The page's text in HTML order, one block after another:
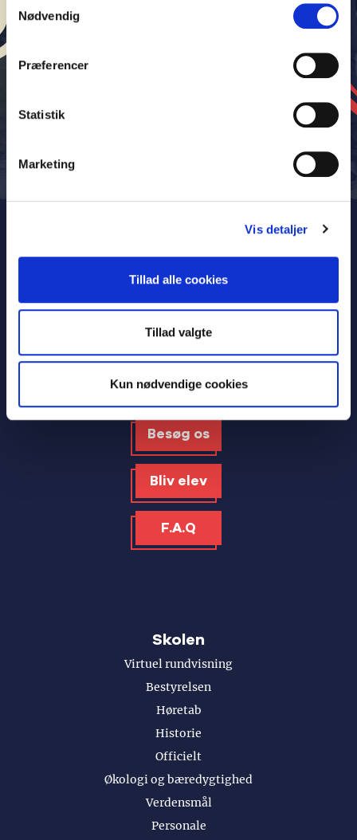
Nødvendig
Præferencer
Statistik
Marketing
Vis detaljer
Tillad alle cookies
Tillad valgte
Kun nødvendige cookies
Besøg os
Bliv elev
F.A.Q
Skolen
Virtuel rundvisning
Bestyrelsen
Høretab
Historie
Officielt
Økologi og bæredygtighed
Verdensmål
Personale